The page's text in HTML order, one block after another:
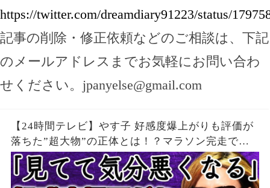
https://twitter.com/dreamdiary91223/status/
記事の削除・修正依頼などのご相談は、下記
のメールアドレスまでお気軽にお問い合わ
せください。 jpanyelse@gmail.com
【24時間テレビ】やす子 好感度爆上がりも評価が
落ちた”超大物”の正体とは！？マラソン完走で
も”ギャラ問題”再燃で24時間テレビは「無意味」
と批判殺到の真相が…